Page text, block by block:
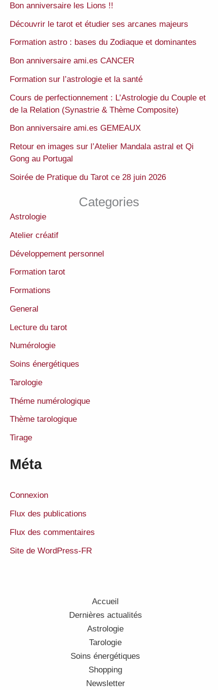
Bon anniversaire les Lions !!
Découvrir le tarot et étudier ses arcanes majeurs
Formation astro : bases du Zodiaque et dominantes
Bon anniversaire ami.es CANCER
Formation sur l’astrologie et la santé
Cours de perfectionnement : L’Astrologie du Couple et
de la Relation (Synastrie & Thème Composite)
Bon anniversaire ami.es GEMEAUX
Retour en images sur l’Atelier Mandala astral et Qi
Gong au Portugal
Soirée de Pratique du Tarot ce 28 juin 2026
Categories
Astrologie
Atelier créatif
Développement personnel
Formation tarot
Formations
General
Lecture du tarot
Numérologie
Soins énergétiques
Tarologie
Théme numérologique
Thème tarologique
Tirage
Méta
Connexion
Flux des publications
Flux des commentaires
Site de WordPress-FR
Accueil
Dernières actualités
Astrologie
Tarologie
Soins énergétiques
Shopping
Newsletter